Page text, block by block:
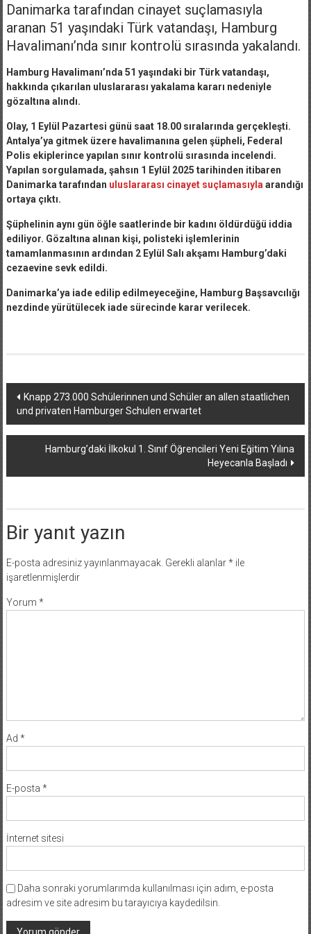
Danimarka tarafından cinayet suçlamasıyla
aranan 51 yaşındaki Türk vatandaşı, Hamburg
Havalimanı’nda sınır kontrolü sırasında yakalandı.
Hamburg Havalimanı’nda 51 yaşındaki bir Türk vatandaşı,
hakkında çıkarılan uluslararası yakalama kararı nedeniyle
gözaltına alındı.
Olay, 1 Eylül Pazartesi günü saat 18.00 sıralarında gerçekleşti.
Antalya’ya gitmek üzere havalimanına gelen şüpheli, Federal
Polis ekiplerince yapılan sınır kontrolü sırasında incelendi.
Yapılan sorgulamada, şahsın 1 Eylül 2025 tarihinden itibaren
Danimarka tarafından uluslararası cinayet suçlamasıyla arandığı
ortaya çıktı.
Şüphelinin aynı gün öğle saatlerinde bir kadını öldürdüğü iddia
ediliyor. Gözaltına alınan kişi, polisteki işlemlerinin
tamamlanmasının ardından 2 Eylül Salı akşamı Hamburg’daki
cezaevine sevk edildi.
Danimarka’ya iade edilip edilmeyeceğine, Hamburg Başsavcılığı
nezdinde yürütülecek iade sürecinde karar verilecek.
Yazı
dolaşımı
Knapp 273.000 Schülerinnen und Schüler an allen staatlichen
und privaten Hamburger Schulen erwartet
Hamburg’daki İlkokul 1. Sınıf Öğrencileri Yeni Eğitim Yılına
Heyecanla Başladı
Bir yanıt yazın
E-posta adresiniz yayınlanmayacak. Gerekli alanlar*ile
işaretlenmişlerdir
Yorum *
Ad *
E-posta *
İnternet sitesi
Daha sonraki yorumlarımda kullanılması için adım, e-posta
adresim ve site adresim bu tarayıcıya kaydedilsin.